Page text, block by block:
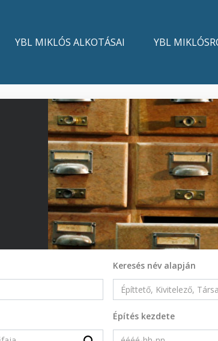
MainYBL MIKLÓS ALKOTÁSAI YBL
Keresés név alapján
Építés kezdete